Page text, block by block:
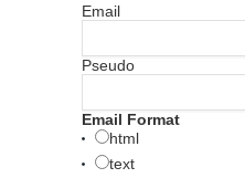
Email
Pseudo
Email Format
html
text